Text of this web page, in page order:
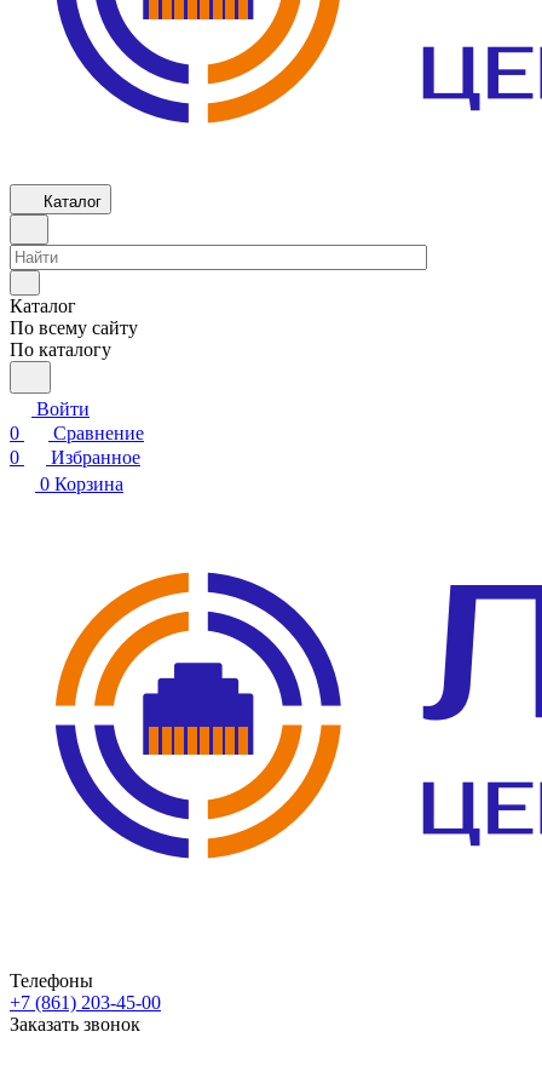
Каталог
Каталог
По всему сайту
По каталогу
Войти
0
Сравнение
0
Избранное
0 Корзина
Телефоны
+7 (861) 203-45-00
Заказать звонок